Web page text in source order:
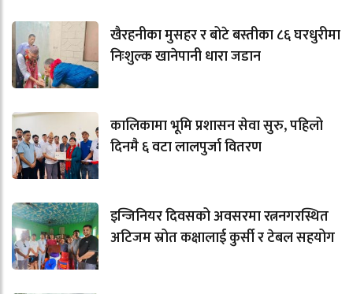
खैरहनीका मुसहर र बोटे बस्तीका ८६ घरधुरीमा
निःशुल्क खानेपानी धारा जडान
कालिकामा भूमि प्रशासन सेवा सुरु, पहिलो
दिनमै ६ वटा लालपुर्जा वितरण
इन्जिनियर दिवसको अवसरमा रत्ननगरस्थित
अटिजम स्रोत कक्षालाई कुर्सी र टेबल सहयोग